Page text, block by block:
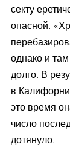
секту
опасной.
однако и
долго. В
в
это время
число
дотянуло.